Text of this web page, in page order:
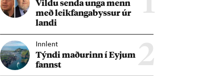
með leik­fanga­byss­ur úr
landi
2
Innlent
Týndi mað­ur­inn í Eyj­um
fannst